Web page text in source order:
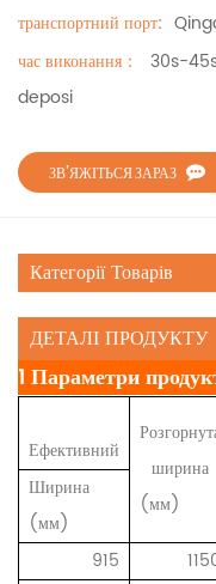
транспортний порт:
час виконання：
30s-
deposi
ЗВ’ЯЖІТЬСЯ ЗАРАЗ
Категорії Товарів
ДЕТАЛІ ПРОДУКТУ
1 Параметри
Ефективний
ширина
(мм)
Ширина
(мм)
915